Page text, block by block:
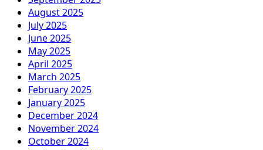
August 2025
July 2025
June 2025
May 2025
April 2025
March 2025
February 2025
January 2025
December 2024
November 2024
October 2024